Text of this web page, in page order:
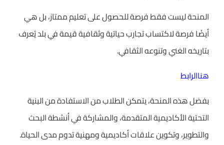
المنحة ليست فقط فرصة للحصول على تعليم ممتاز، بل هي
أيضًا فرصة لاكتساب تجارب حياتية وثقافية قيمة في بلد يُعرف
بتاريخه الغني وتنوعه الثقافي.
هناالرابط
بفضل هذه المنحة، يتمكن الطلاب من الاستفادة من البنية
التحتية الأكاديمية المتقدمة، والمشاركة في أنشطة البحث
والتطوير، وتكوين علاقات أكاديمية ومهنية تدوم مدى الحياة.